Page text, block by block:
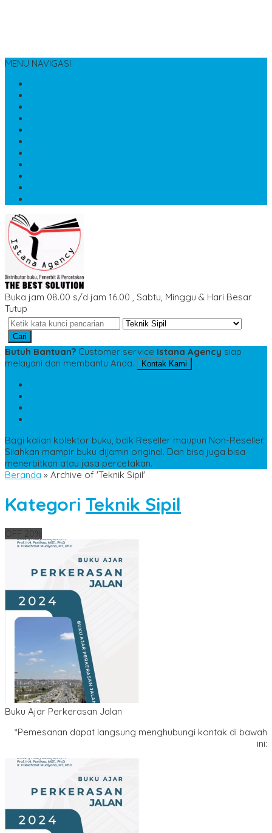
MENU NAVIGASI
Buka jam 08.00 s/d jam 16.00 , Sabtu, Minggu & Hari Besar
Tutup
Cari
Butuh Bantuan? Customer service Istana Agency siap
melayani dan membantu Anda.
Kontak Kami
Bagi kalian kolektor buku, baik Reseller maupun Non-Reseller.
Silahkan mampir buku dijamin original. Dan bisa juga bisa
menerbitkan atau jasa percetakan.
Beranda » Archive of 'Teknik Sipil'
Kategori Teknik Sipil
OFF 20%
Buku Ajar Perkerasan Jalan
*Pemesanan dapat langsung menghubungi kontak di bawah
ini: